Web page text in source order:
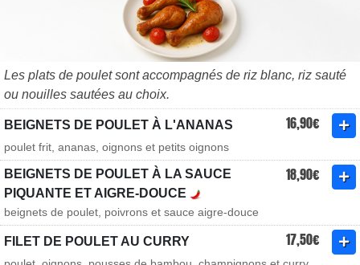
Les plats de poulet sont accompagnés de riz blanc, riz sauté
ou nouilles sautées au choix.
BEIGNETS DE POULET À L'ANANAS 16,90€
poulet frit, ananas, oignons et petits oignons
BEIGNETS DE POULET À LA SAUCE
PIQUANTE ET AIGRE-DOUCE
18,90€
beignets de poulet, poivrons et sauce aigre-douce
FILET DE POULET AU CURRY 17,50€